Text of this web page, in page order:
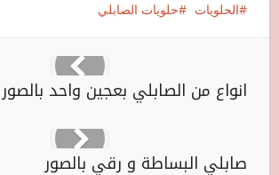
الحلويات حلويات الصابلي
انواع من الصابلي بعجين واحد بالصور
صابلي البساطة و رقي بالصور